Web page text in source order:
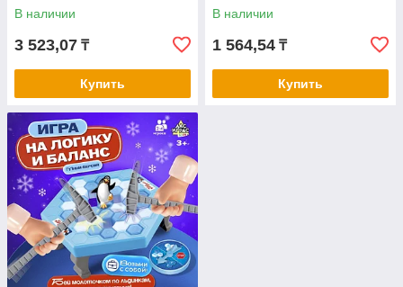
В наличии
3 523,07 ₸
Купить
В наличии
1 564,54 ₸
Купить